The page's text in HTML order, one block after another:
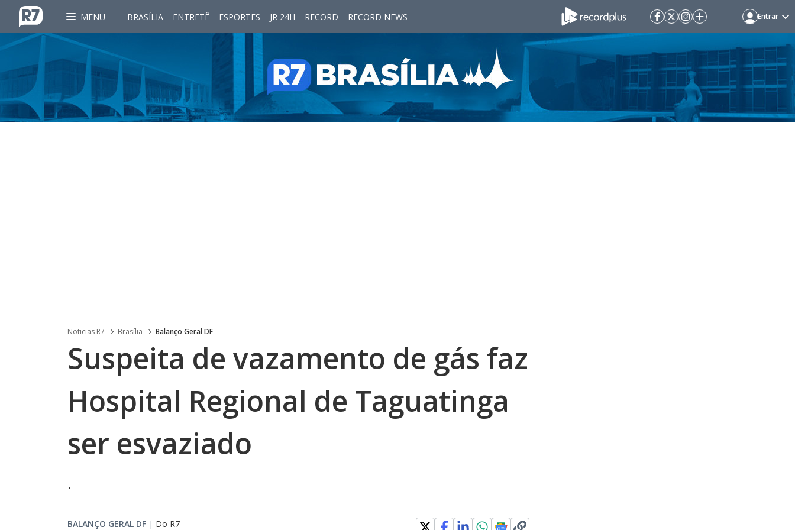
MENU BRASÍLIA ENTRETÊ ESPORTES JR 24H RECORD RECORD NEWS Entrar
Noticias R7 Brasília Balanço Geral DF
Suspeita de vazamento de gás faz
Hospital Regional de Taguatinga
ser esvaziado
.
BALANÇO GERAL DF | Do R7